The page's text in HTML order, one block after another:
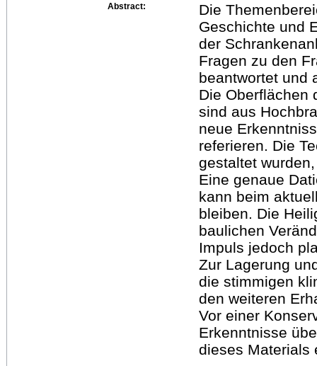
Abstract:
Die
Geschichte und
der
Fragen zu den
beantwortet und
Die Oberflächen
sind aus
neue
referieren. Die
gestaltet
Eine genaue
kann beim
bleiben. Die
baulichen
Impuls jedoch
Zur Lagerung
die stimmigen
den weiteren
Vor einer
Erkenntnisse
dieses Materials